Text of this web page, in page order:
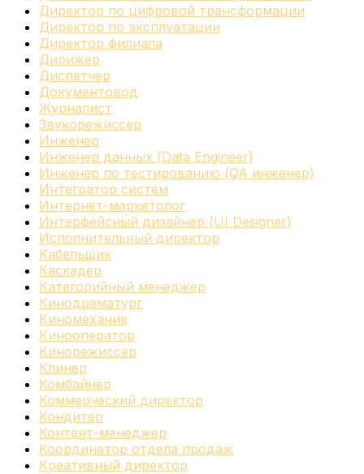
Директор по цифровой трансформации
Директор по эксплуатации
Директор филиала
Дирижер
Диспетчер
Документовод
Журналист
Звукорежиссер
Инженер
Инженер данных (Data Engineer)
Инженер по тестированию (QA инженер)
Интегратор систем
Интернет-маркетолог
Интерфейсный дизайнер (UI Designer)
Исполнительный директор
Кабельщик
Каскадёр
Категорийный менеджер
Кинодраматург
Киномеханик
Кинооператор
Кинорежиссер
Клинер
Комбайнер
Коммерческий директор
Кондитер
Контент-менеджер
Координатор отдела продаж
Креативный директор